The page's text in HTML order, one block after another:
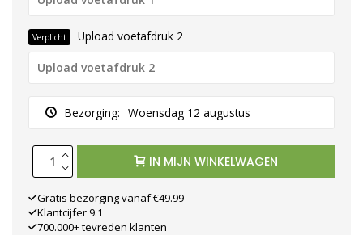
Verplicht Upload voetafdruk 2
Bezorging: Woensdag 12 augustus
IN MIJN WINKELWAGEN
Gratis bezorging vanaf €49.99
Klantcijfer 9.1
700.000+ tevreden klanten